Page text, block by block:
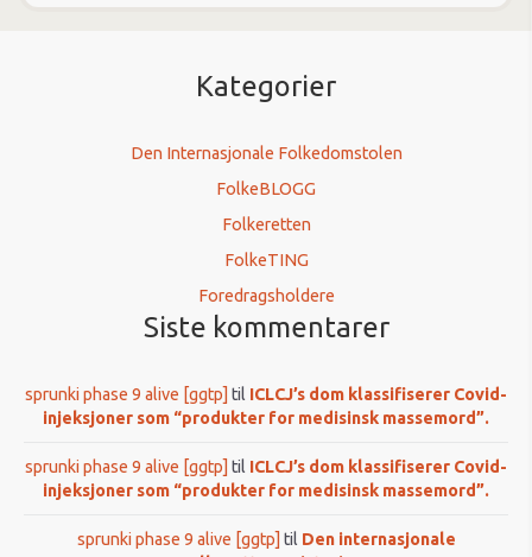
Kategorier
Den Internasjonale Folkedomstolen
FolkeBLOGG
Folkeretten
FolkeTING
Foredragsholdere
Siste kommentarer
sprunki phase 9 alive [ggtp] til ICLCJ’s dom klassifiserer Covid-
injeksjoner som “produkter for medisinsk massemord”.
sprunki phase 9 alive [ggtp] til ICLCJ’s dom klassifiserer Covid-
injeksjoner som “produkter for medisinsk massemord”.
sprunki phase 9 alive [ggtp] til Den internasjonale